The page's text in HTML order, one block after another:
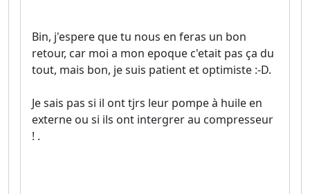
Bin, j'espere que tu nous en feras un bon
retour, car moi a mon epoque c'etait pas ça du
tout, mais bon, je suis patient et optimiste :-D.
Je sais pas si il ont tjrs leur pompe à huile en
externe ou si ils ont intergrer au compresseur
! .